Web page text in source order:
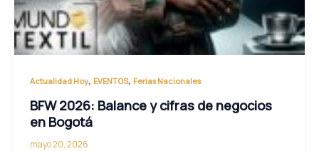
Actualidad Hoy, EVENTOS, Ferias Nacionales
BFW 2026: Balance y cifras de negocios
en Bogotá
mayo 20, 2026